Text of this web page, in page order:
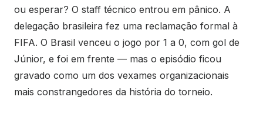
ou esperar? O staff técnico entrou em pânico. A
delegação brasileira fez uma reclamação formal à
FIFA. O Brasil venceu o jogo por 1 a 0, com gol de
Júnior, e foi em frente — mas o episódio ficou
gravado como um dos vexames organizacionais
mais constrangedores da história do torneio.